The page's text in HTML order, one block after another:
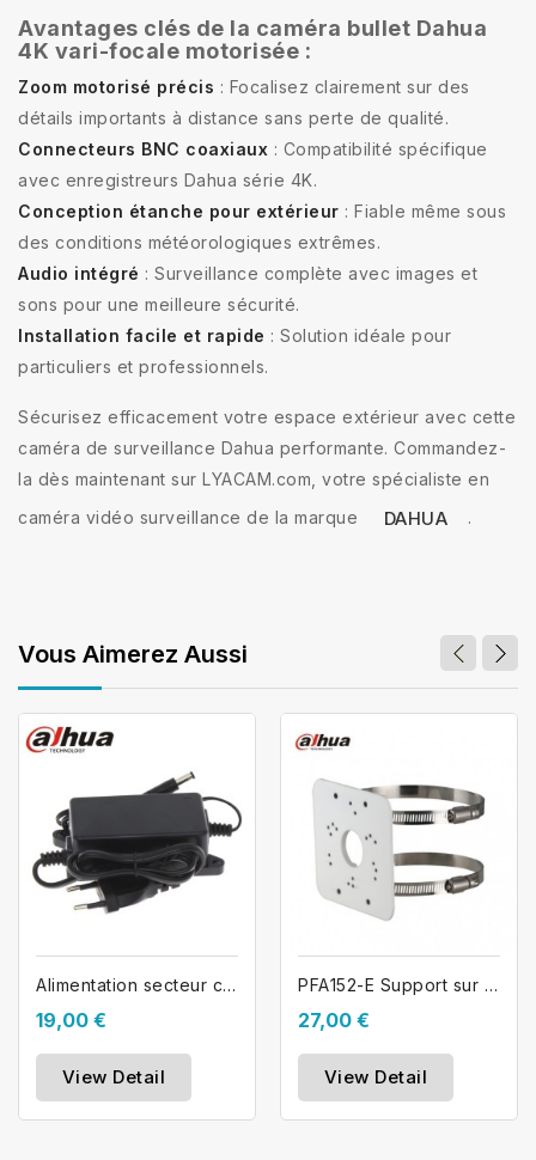
Avantages clés de la caméra bullet Dahua
4K vari-focale motorisée :
Zoom motorisé précis : Focalisez clairement sur des
détails importants à distance sans perte de qualité.
Connecteurs BNC coaxiaux : Compatibilité spécifique
avec enregistreurs Dahua série 4K.
Conception étanche pour extérieur : Fiable même sous
des conditions météorologiques extrêmes.
Audio intégré : Surveillance complète avec images et
sons pour une meilleure sécurité.
Installation facile et rapide : Solution idéale pour
particuliers et professionnels.
Sécurisez efficacement votre espace extérieur avec cette
caméra de surveillance Dahua performante. Commandez-
la dès maintenant sur LYACAM.com, votre spécialiste en
caméra vidéo surveillance de la marque
DAHUA .
Vous Aimerez Aussi
Alimentation secteur caméra 12V 2A...
19,00 €
View Detail
PFA152-E Support sur poteau pour...
27,00 €
View Detail